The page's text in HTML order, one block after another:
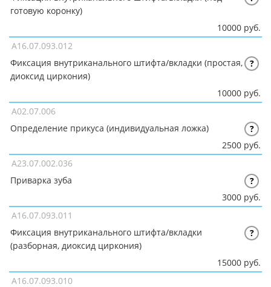
готовую коронку)
10000 руб.
A16.07.093.012
Фиксация внутриканального штифта/вкладки (простая,
диоксид циркония)
?
10000 руб.
A02.07.006
Определение прикуса (индивидуальная ложка)
?
2500 руб.
A23.07.002.036
Приварка зуба
?
3000 руб.
A16.07.093.011
Фиксация внутриканального штифта/вкладки
(разборная, диоксид циркония)
?
15000 руб.
A16.07.093.010